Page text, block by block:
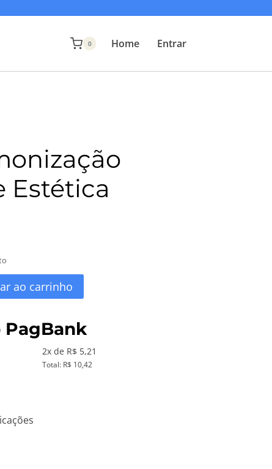
0 Home Entrar
Estética
ao carrinho
2x de R$ 5,21
Total: R$ 10,42